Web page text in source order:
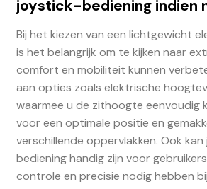
joystick-bediening indien
Bij het kiezen van een lichtgewicht
is het belangrijk om te kijken naar
comfort en mobiliteit kunnen
aan opties zoals elektrische
waarmee u de zithoogte eenvoudig
voor een optimale positie en
verschillende oppervlakken. Ook
bediening handig zijn voor
controle en precisie nodig hebben